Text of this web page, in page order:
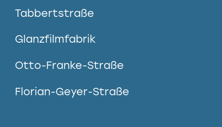
Tabbertstraße
Glanzfilmfabrik
Otto-Franke-Straße
Florian-Geyer-Straße